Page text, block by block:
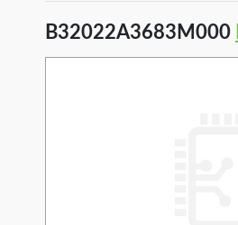
B32022A3683M000